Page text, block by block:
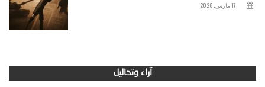
17 مارس، 2026
آراء وتحاليل